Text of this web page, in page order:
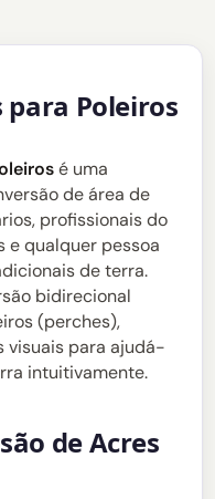
para Poleiros
é uma
de área de
profissionais do
e qualquer pessoa
de terra.
bidirecional
(perches),
visuais para ajudá-
intuitivamente.
de Acres